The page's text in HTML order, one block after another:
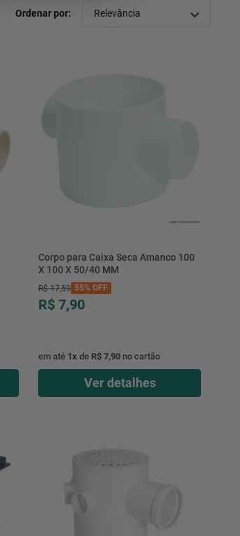
Relevância
Corpo para Caixa Seca Amanco 100
X 100 X 50/40 MM
R$ 17,59 55%OFF
R$ 7,90
em até 1x de R$ 7,90no cartão
Ver detalhes